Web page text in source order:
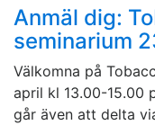
Anmäl dig:
seminarium
Välkomna på
april kl 13.00-15.00
går även att delta